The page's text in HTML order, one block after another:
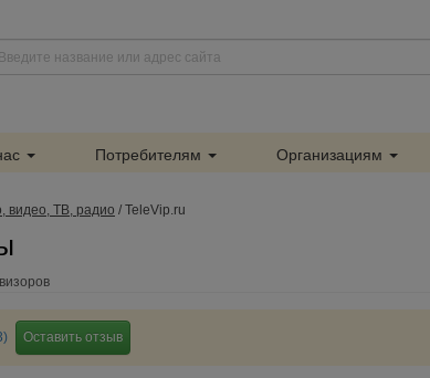
Потребителям Организациям
видео, ТВ, радио / TeleVip.ru
Оставить отзыв